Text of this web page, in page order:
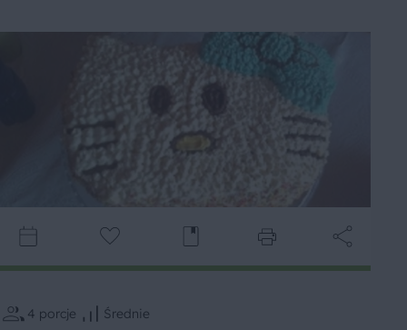
4 porcje Średnie